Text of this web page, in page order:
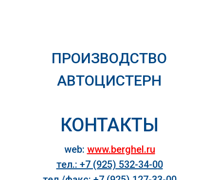
ПРОИЗВОДСТВО
АВТОЦИСТЕРН
КОНТАКТЫ
web: www.berghel.ru
тел.: +7 (925) 532-34-00